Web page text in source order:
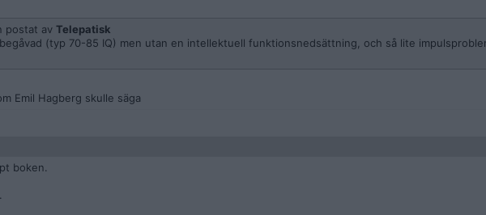
postat av Telepatisk
(typ 70-85 IQ) men utan en intellektuell funktionsnedsättning, och så lite
Emil Hagberg skulle säga
boken.